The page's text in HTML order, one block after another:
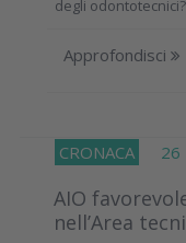
degli odontotecnici?
Approfondisci
CRONACA 26
AIO
nell’Area